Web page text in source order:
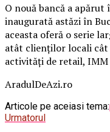
O nouă bancă a
inaugurată astăzi în
aceasta oferă o serie
atât clienţilor locali
activităţi de retail,
AradulDeAzi.ro
Articole pe aceiasi tema:
Urmatorul